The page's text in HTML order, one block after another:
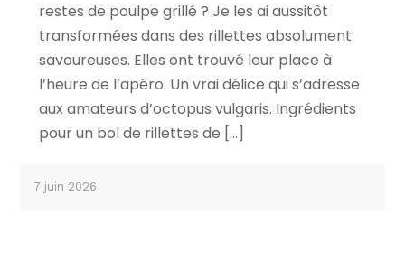
restes de poulpe grillé ? Je les ai aussitôt
transformées dans des rillettes absolument
savoureuses. Elles ont trouvé leur place à
l’heure de l’apéro. Un vrai délice qui s’adresse
aux amateurs d’octopus vulgaris. Ingrédients
pour un bol de rillettes de […]
7 juin 2026